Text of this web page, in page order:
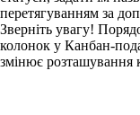
перетягуванням за
Зверніть увагу!
колонок у Канбан-
змінює розташування